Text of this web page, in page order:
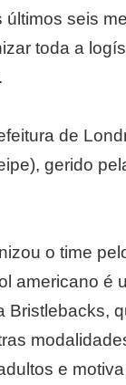
seis
toda a
de
gerido
o time
americano é
e